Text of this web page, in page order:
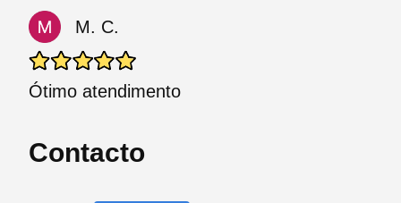
M. C.
Ótimo atendimento
Contacto